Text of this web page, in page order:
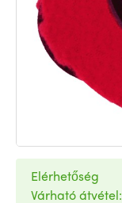
Elérhetőség
Várható átvétel: